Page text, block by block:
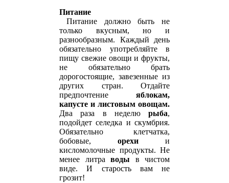
Питание
Питание должно быть не
только вкусным, но и
разнообразным. Каждый день
обязательно употребляйте в
пищу свежие овощи и фрукты,
не обязательно брать
дорогостоящие, завезенные из
других стран. Отдайте
предпочтение яблокам,
капусте и листовым овощам.
Два раза в неделю рыба,
подойдет селедка и скумбрия.
Обязательно клетчатка,
бобовые, орехи и
кисломолочные продукты. Не
менее литра воды в чистом
виде. И старость вам не
грозит!